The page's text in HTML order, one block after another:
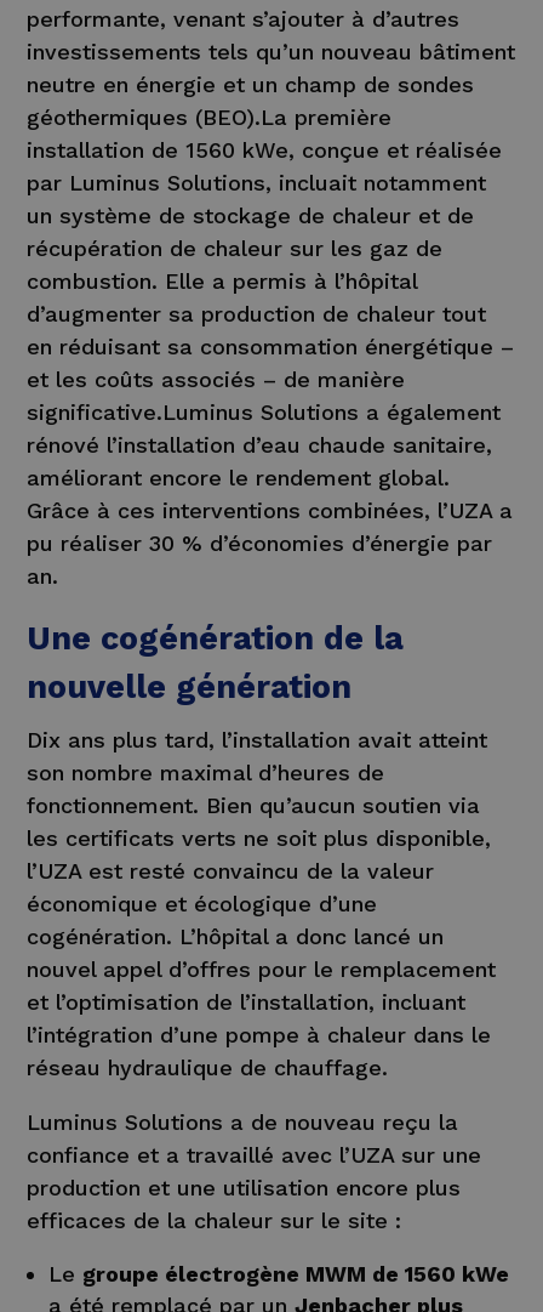
performante, venant s’ajouter à d’autres
investissements tels qu’un nouveau bâtiment
neutre en énergie et un champ de sondes
géothermiques (BEO).La première
installation de 1560 kWe, conçue et réalisée
par Luminus Solutions, incluait notamment
un système de stockage de chaleur et de
récupération de chaleur sur les gaz de
combustion. Elle a permis à l’hôpital
d’augmenter sa production de chaleur tout
en réduisant sa consommation énergétique –
et les coûts associés – de manière
significative.Luminus Solutions a également
rénové l’installation d’eau chaude sanitaire,
améliorant encore le rendement global.
Grâce à ces interventions combinées, l’UZA a
pu réaliser 30 % d’économies d’énergie par
an.
Une cogénération de la
nouvelle génération
Dix ans plus tard, l’installation avait atteint
son nombre maximal d’heures de
fonctionnement. Bien qu’aucun soutien via
les certificats verts ne soit plus disponible,
l’UZA est resté convaincu de la valeur
économique et écologique d’une
cogénération. L’hôpital a donc lancé un
nouvel appel d’offres pour le remplacement
et l’optimisation de l’installation, incluant
l’intégration d’une pompe à chaleur dans le
réseau hydraulique de chauffage.
Luminus Solutions a de nouveau reçu la
confiance et a travaillé avec l’UZA sur une
production et une utilisation encore plus
efficaces de la chaleur sur le site :
Le groupe électrogène MWM de 1560 kWe
a été remplacé par unJenbacher plus